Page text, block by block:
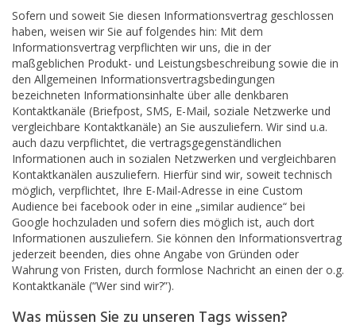
Sofern und soweit Sie diesen Informationsvertrag geschlossen
haben, weisen wir Sie auf folgendes hin: Mit dem
Informationsvertrag verpflichten wir uns, die in der
maßgeblichen Produkt- und Leistungsbeschreibung sowie die in
den Allgemeinen Informationsvertragsbedingungen
bezeichneten Informationsinhalte über alle denkbaren
Kontaktkanäle (Briefpost, SMS, E-Mail, soziale Netzwerke und
vergleichbare Kontaktkanäle) an Sie auszuliefern. Wir sind u.a.
auch dazu verpflichtet, die vertragsgegenständlichen
Informationen auch in sozialen Netzwerken und vergleichbaren
Kontaktkanälen auszuliefern. Hierfür sind wir, soweit technisch
möglich, verpflichtet, Ihre E-Mail-Adresse in eine Custom
Audience bei facebook oder in eine „similar audience“ bei
Google hochzuladen und sofern dies möglich ist, auch dort
Informationen auszuliefern. Sie können den Informationsvertrag
jederzeit beenden, dies ohne Angabe von Gründen oder
Wahrung von Fristen, durch formlose Nachricht an einen der o.g.
Kontaktkanäle (“Wer sind wir?”).
Was müssen Sie zu unseren Tags wissen?